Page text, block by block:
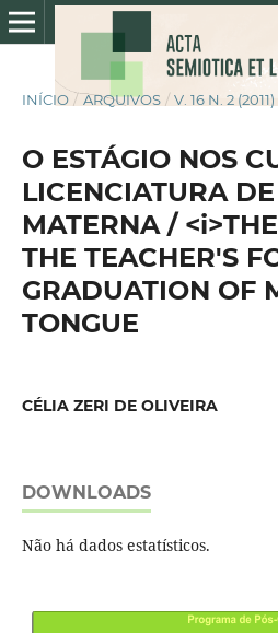
INÍCIO / ARQUIVOS / V. 16 N. 2 (2011)
O ESTÁGIO NOS
LICENCIATURA
MATERNA /
THE TEACHER'S
GRADUATION OF
TONGUE
CÉLIA ZERI DE OLIVEIRA
DOWNLOADS
Não há dados estatísticos.